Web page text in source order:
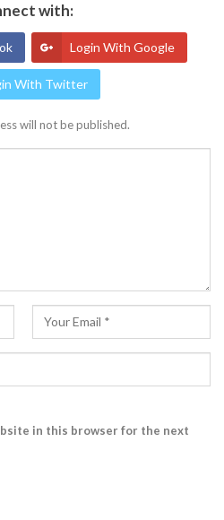
with:
Login With Google
With Twitter
will not be published.
in this browser for the next